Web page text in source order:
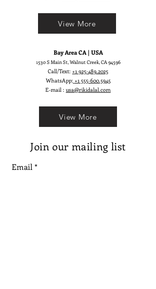
Bay Area CA | USA
1530 S Main St, Walnut Creek, CA 94596
Call/Text: +1 925-489.2025
WhatsApp: +1 555-600.5945
E-mail : usa@rikidalal.com
View More
View More
Join our mailing list
Email